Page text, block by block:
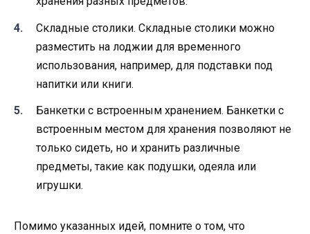
Складные столики. Складные столики можно
разместить на лоджии для временного
использования, например, для подставки под
напитки или книги.
Банкетки с встроенным хранением. Банкетки с
встроенным местом для хранения позволяют не
только сидеть, но и хранить различные
предметы, такие как подушки, одеяла или
игрушки.
Помимо указанных идей, помните о том, что